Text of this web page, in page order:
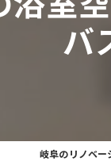
バ
岐阜のリノベー